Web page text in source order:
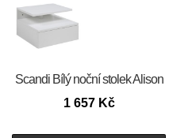
Scandi Bílý noční stolek Alison
1 657 Kč